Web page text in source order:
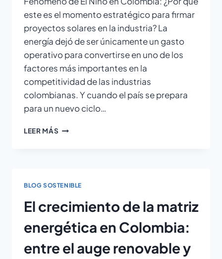
este es el momento estratégico para firmar
proyectos solares en la industria? La
energía dejó de ser únicamente un gasto
operativo para convertirse en uno de los
factores más importantes en la
competitividad de las industrias
colombianas. Y cuando el país se prepara
para un nuevo ciclo…
LEER MÁS
BLOG SOSTENIBLE
El crecimiento de la matriz
energética en Colombia:
entre el auge renovable y